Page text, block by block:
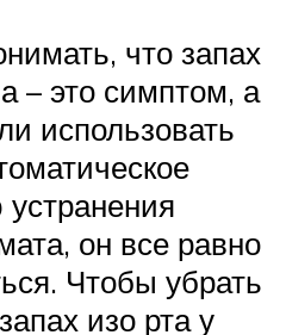
что запах
– это симптом, а
использовать
он все равно
Чтобы убрать
изо рта у